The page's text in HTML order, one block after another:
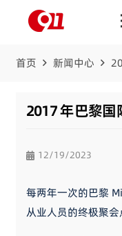
首页 新闻中心
2017 年巴黎国
12/19/2023
每两年一次的巴黎
从业人员的终极聚会